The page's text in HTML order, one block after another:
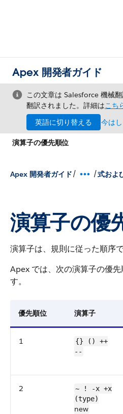
Apex 開発者ガイド
この文章は Salesforce 機械
翻訳されました。詳細はこち
英語に切り替える
今は
演算子の優先順位
Apex 開発者ガイド/ /式およ
演算子の優
演算子は、規則に従った順序
Apex では、次の演算子の優
す。
優先順位 演算子
1
{} () ++
--
2
~ ! -x +x
(type)
new